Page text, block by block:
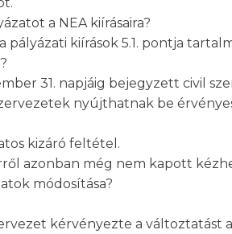
a NEA kiírásaira?
kiírások 5.1. pontja
31. napjáig bejegyzett civil
nyújthatnak be
kizáró feltétel.
azonban még nem kapott
módosítása?
kérvényezte a változtatást